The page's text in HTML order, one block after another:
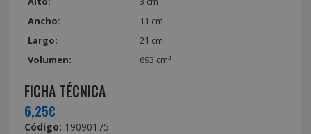
Ancho:
11 cm
Largo:
21 cm
Volumen:
693 cm³
FICHA TÉCNICA
6,25€
Código: 19090175